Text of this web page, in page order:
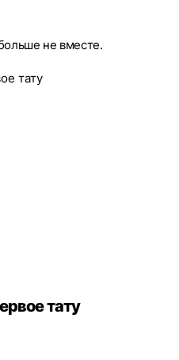
не вместе.
тату